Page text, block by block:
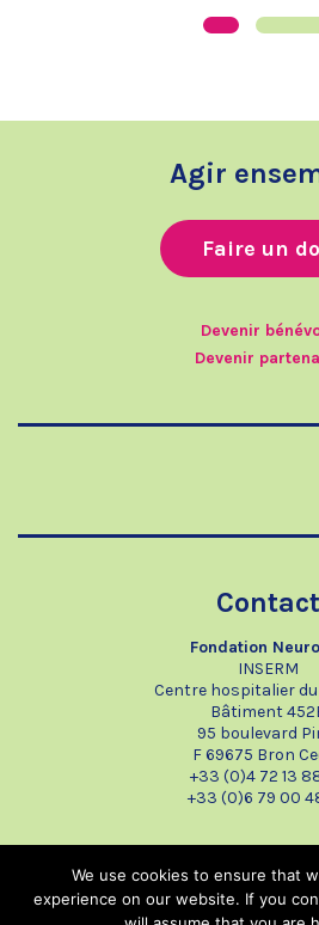
Contact
Fondation
INSERM
Centre hospitalier
Bâtiment
95 boulevard
F 69675 Bron
+33 (0)4 72 13
+33 (0)6 79 00
Agir
Faire un
Devenir
Devenir
Accueil Contact Agenda
We use cookies to ensure that
experience on our website. If you